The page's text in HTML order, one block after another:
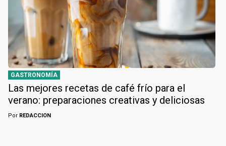
GASTRONOMÍA
Las mejores recetas de café frío para el
verano: preparaciones creativas y deliciosas
Por REDACCION